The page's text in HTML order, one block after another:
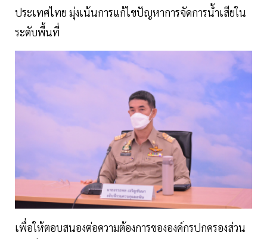
ประเทศไทย มุ่งเน้นการแก้ไขปัญหาการจัดการน้ำเสียใน
ระดับพื้นที่
เพื่อให้ตอบสนองต่อความต้องการขององค์กรปกครองส่วน